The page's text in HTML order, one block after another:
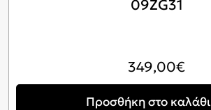
09ZG31
349,00€
Προσθήκη στο καλάθι